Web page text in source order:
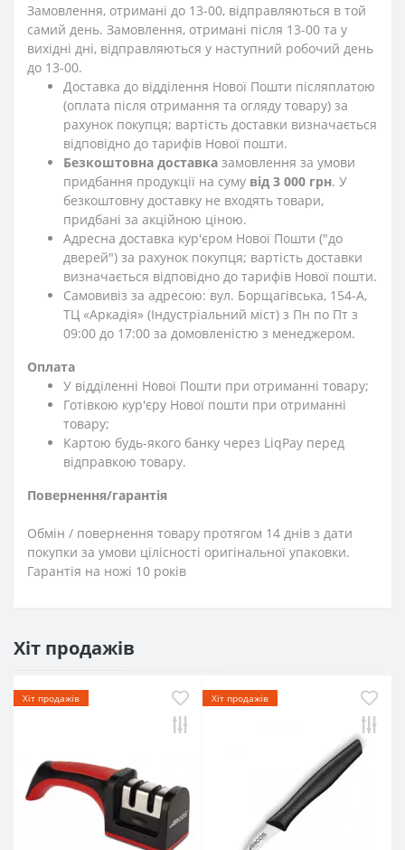
Замовлення, отримані до 13-00, відправляються в той
самий день. Замовлення, отримані після 13-00 та у
вихідні дні, відправляються у наступний робочий день
до 13-00.
Доставка до відділення Нової Пошти післяплатою
(оплата після отримання та огляду товару) за
рахунок покупця; вартість доставки визначається
відповідно до тарифів Нової пошти.
Безкоштовна доставка замовлення за умови
придбання продукції на суму від 3 000 грн. У
безкоштовну доставку не входять товари,
придбані за акційною ціною.
Адресна доставка кур'єром Нової Пошти ("до
дверей") за рахунок покупця; вартість доставки
визначається відповідно до тарифів Нової пошти.
Самовивіз за адресою: вул. Борщагівська, 154-А,
ТЦ «Аркадія» (Індустріальний міст) з Пн по Пт з
09:00 до 17:00 за домовленістю з менеджером.
Оплата
У відділенні Нової Пошти при отриманні товару;
Готівкою кур'єру Нової пошти при отриманні
товару;
Картою будь-якого банку через LiqPay перед
відправкою товару.
Повернення/гарантія
Обмін / повернення товару протягом 14 днів з дати
покупки за умови цілісності оригінальної упаковки.
Гарантія на ножі 10 років
Хіт продажів
Хіт продажів Хіт продажів